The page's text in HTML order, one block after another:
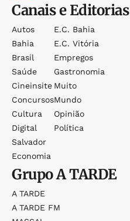
Canais e Editorias
Autos
Bahia
Brasil
Saúde
Cineinsite
Concursos
Cultura
Digital
Salvador
Economia
E.c. Bahia
E.c. Vitória
Empregos
Gastronomia
Muito
Mundo
Opinião
Política
GrupoA TARDE
A TARDE
A TARDE FM